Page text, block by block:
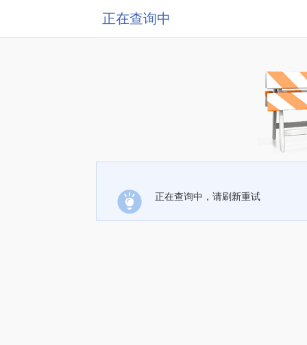
正在查询中
正在查询中，请刷新重试